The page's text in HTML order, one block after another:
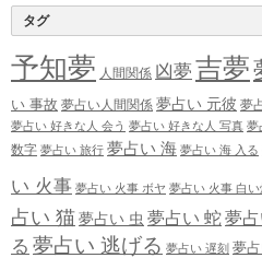
タグ
予知夢 人間関係 凶夢 吉夢
い 事故 夢占い人間関係 夢占い 元彼 夢
夢占い 好きな人 会う 夢占い 好きな人 写真 夢
数字 夢占い 旅行 夢占い 海 夢占い 海 入る
い 火事 夢占い 火事 ボヤ 夢占い 火事 白い
占い 猫夢占い 虫 夢占い 蛇夢
る 夢占い 逃げる 夢占い 遅刻 夢